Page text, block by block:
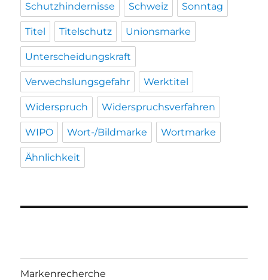
Schutzhindernisse Schweiz Sonntag
Titel Titelschutz Unionsmarke
Unterscheidungskraft
Verwechslungsgefahr Werktitel
Widerspruch Widerspruchsverfahren
WIPO Wort-/Bildmarke Wortmarke
Ähnlichkeit
Markenrecherche